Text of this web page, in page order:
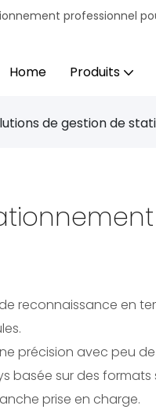
professionnel
Home Produits
de gestion de
reconnaissance en
précision avec peu
basée sur des formats
prise en charge.